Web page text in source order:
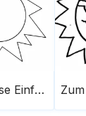
Kostenlose Einfache Sonne